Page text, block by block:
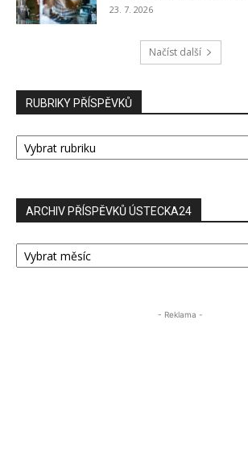
23. 7. 2026
Načíst další
RUBRIKY PŘÍSPĚVKŮ
RUBRIKY
PŘÍSPĚVKŮ
ARCHIV PŘÍSPĚVKŮ ÚSTECKA24
ARCHIV
PŘÍSPĚVKŮ
- Reklama -